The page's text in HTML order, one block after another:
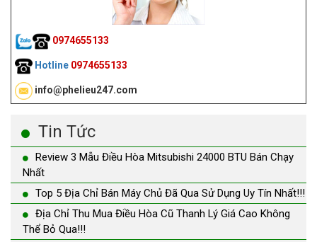
0974655133
Hotline 0974655133
info@phelieu247.com
Tin Tức
Review 3 Mẫu Điều Hòa Mitsubishi 24000 BTU Bán Chạy
Nhất
Top 5 Địa Chỉ Bán Máy Chủ Đã Qua Sử Dụng Uy Tín Nhất!!!
Địa Chỉ Thu Mua Điều Hòa Cũ Thanh Lý Giá Cao Không
Thể Bỏ Qua!!!